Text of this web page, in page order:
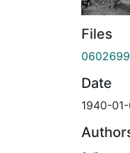
Files
Date
1940-01-